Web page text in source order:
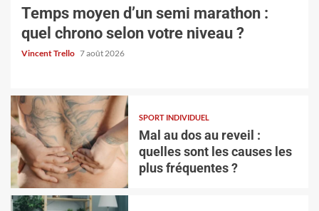
Mal au dos au reveil : quelles sont les causes
les plus fréquentes ?
Vincent Trello
Temps moyen d’un semi marathon :
quel chrono selon votre niveau ?
Vincent Trello 7 août 2026
SPORT INDIVIDUEL
Mal au dos au reveil :
quelles sont les causes les
plus fréquentes ?